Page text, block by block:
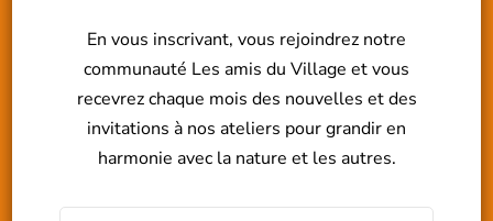
En vous inscrivant, vous rejoindrez notre
communauté Les amis du Village et vous
recevrez chaque mois des nouvelles et des
invitations à nos ateliers pour grandir en
harmonie avec la nature et les autres.